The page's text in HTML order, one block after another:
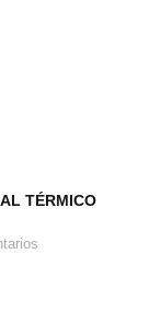
TÉRMICO